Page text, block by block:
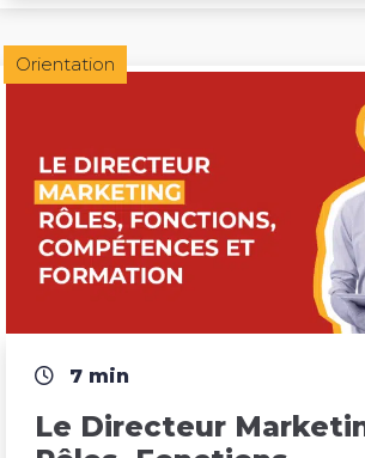
Orientation
7 min
Le Directeur